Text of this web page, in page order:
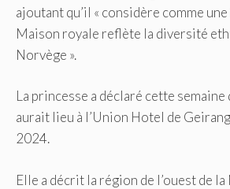
ajoutant qu’il « considère comme
Maison royale reflète la diversité
Norvège ».
La princesse a déclaré cette
aurait lieu à l’Union Hotel de
2024.
Elle a décrit la région de l’ouest de